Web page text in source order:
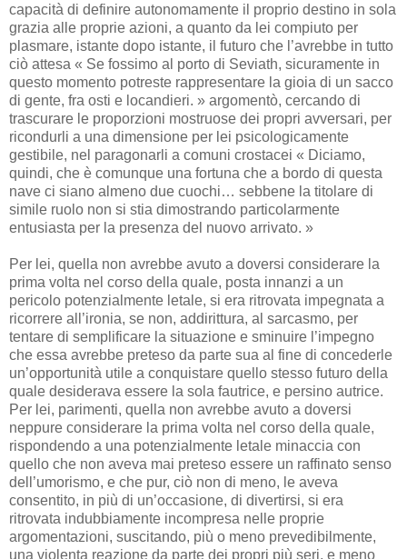
capacità di definire autonomamente il proprio destino in sola
grazia alle proprie azioni, a quanto da lei compiuto per
plasmare, istante dopo istante, il futuro che l’avrebbe in tutto
ciò attesa « Se fossimo al porto di Seviath, sicuramente in
questo momento potreste rappresentare la gioia di un sacco
di gente, fra osti e locandieri. » argomentò, cercando di
trascurare le proporzioni mostruose dei propri avversari, per
ricondurli a una dimensione per lei psicologicamente
gestibile, nel paragonarli a comuni crostacei « Diciamo,
quindi, che è comunque una fortuna che a bordo di questa
nave ci siano almeno due cuochi… sebbene la titolare di
simile ruolo non si stia dimostrando particolarmente
entusiasta per la presenza del nuovo arrivato. »
Per lei, quella non avrebbe avuto a doversi considerare la
prima volta nel corso della quale, posta innanzi a un
pericolo potenzialmente letale, si era ritrovata impegnata a
ricorrere all’ironia, se non, addirittura, al sarcasmo, per
tentare di semplificare la situazione e sminuire l’impegno
che essa avrebbe preteso da parte sua al fine di concederle
un’opportunità utile a conquistare quello stesso futuro della
quale desiderava essere la sola fautrice, e persino autrice.
Per lei, parimenti, quella non avrebbe avuto a doversi
neppure considerare la prima volta nel corso della quale,
rispondendo a una potenzialmente letale minaccia con
quello che non aveva mai preteso essere un raffinato senso
dell’umorismo, e che pur, ciò non di meno, le aveva
consentito, in più di un’occasione, di divertirsi, si era
ritrovata indubbiamente incompresa nelle proprie
argomentazioni, suscitando, più o meno prevedibilmente,
una violenta reazione da parte dei propri più seri, e meno